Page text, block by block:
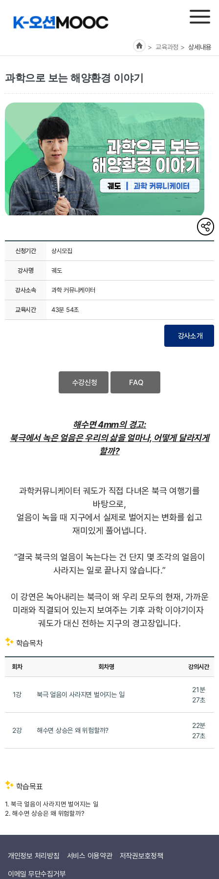
> 교육과정 >상세내용
과학으로 보는 해양환경 이야기
해당
게시글
링크
신청기간 상시모집
강사명 궤도
강사소속 과학 커뮤니케이터
교육시간 43분 54초
강사소개
수강신청 FAQ
해수면 4mm의 경고:
북극에서 녹은 얼음은 우리의 삶을 얼마나, 어떻게 달라지게
할까?
과학커뮤니케이터 궤도가 직접 다녀온 북극 여행기를
바탕으로,
얼음이 녹을 때 지구에서 실제로 벌어지는 변화를 쉽고
재미있게 풀어냅니다.
“결국 북극의 얼음이 녹는다는 건 단지 몇 조각의 얼음이
사라지는 일로 끝나지 않습니다.”
이 강연은 녹아내리는 북극이 왜 우리 모두의 현재, 가까운
미래와 직결되어 있는지 보여주는 기후 과학 이야기이자
궤도가 대신 전하는 지구의 경고장입니다.
학습목차
회차 회차명 강의시간
1강 북극 얼음이 사라지면 벌어지는 일
21분
27초
2강 해수면 상승은 왜 위험할까?
22분
27초
학습목표
1. 북극 얼음이 사라지면 벌어지는 일
2. 해수면 상승은 왜 위험할까?
개인정보 처리방침 서비스 이용약관
저작권보호정책
이메일 무단수집거부